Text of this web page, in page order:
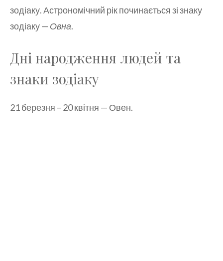
зодіаку. Астрономічний рік починається зі знаку
зодіаку — Овна.
Дні народження людей та
знаки зодіаку
21 березня – 20 квітня — Овен.